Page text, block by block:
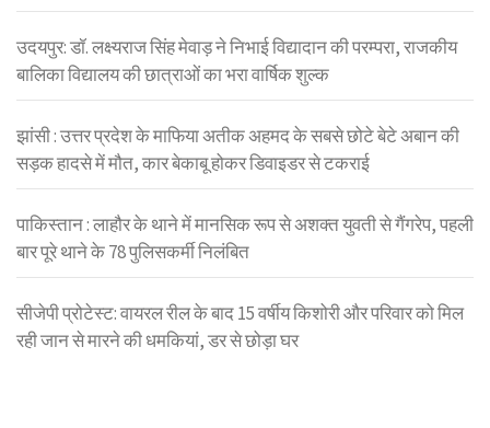
उदयपुर: डॉ. लक्ष्यराज सिंह मेवाड़ ने निभाई विद्यादान की परम्परा, राजकीय
बालिका विद्यालय की छात्राओं का भरा वार्षिक शुल्क
झांसी : उत्तर प्रदेश के माफिया अतीक अहमद के सबसे छोटे बेटे अबान की
सड़क हादसे में मौत, कार बेकाबू होकर डिवाइडर से टकराई
पाकिस्तान : लाहौर के थाने में मानसिक रूप से अशक्त युवती से गैंगरेप, पहली
बार पूरे थाने के 78 पुलिसकर्मी निलंबित
सीजेपी प्रोटेस्ट: वायरल रील के बाद 15 वर्षीय किशोरी और परिवार को मिल
रही जान से मारने की धमकियां, डर से छोड़ा घर